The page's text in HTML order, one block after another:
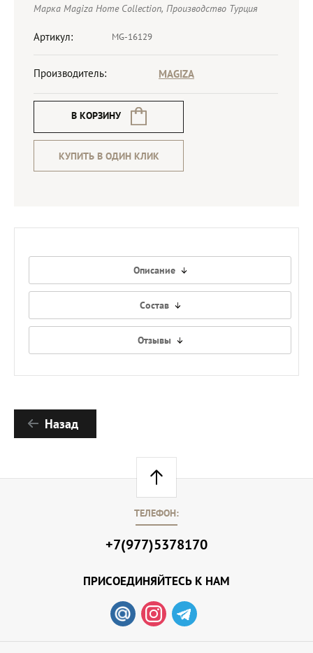
Марка Magiza Home Collection, Производство Турция
Артикул: MG-16129
Производитель: MAGIZA
В КОРЗИНУ
КУПИТЬ В ОДИН КЛИК
Описание
Состав
Отзывы
Назад
ТЕЛЕФОН:
+7(977)5378170
ПРИСОЕДИНЯЙТЕСЬ К НАМ